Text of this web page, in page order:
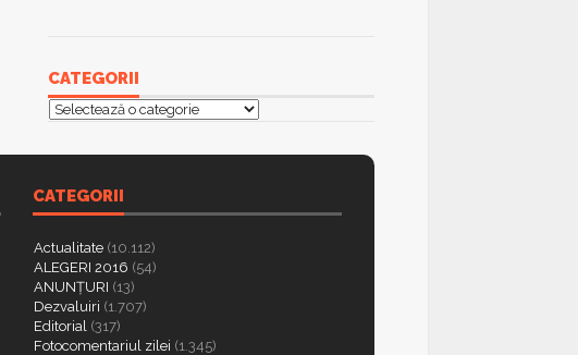
CATEGORII
Categorii
CATEGORII
Actualitate (10.112)
ALEGERI 2016 (54)
ANUNȚURI (13)
Dezvaluiri (1.707)
Editorial (317)
Fotocomentariul zilei (1.345)